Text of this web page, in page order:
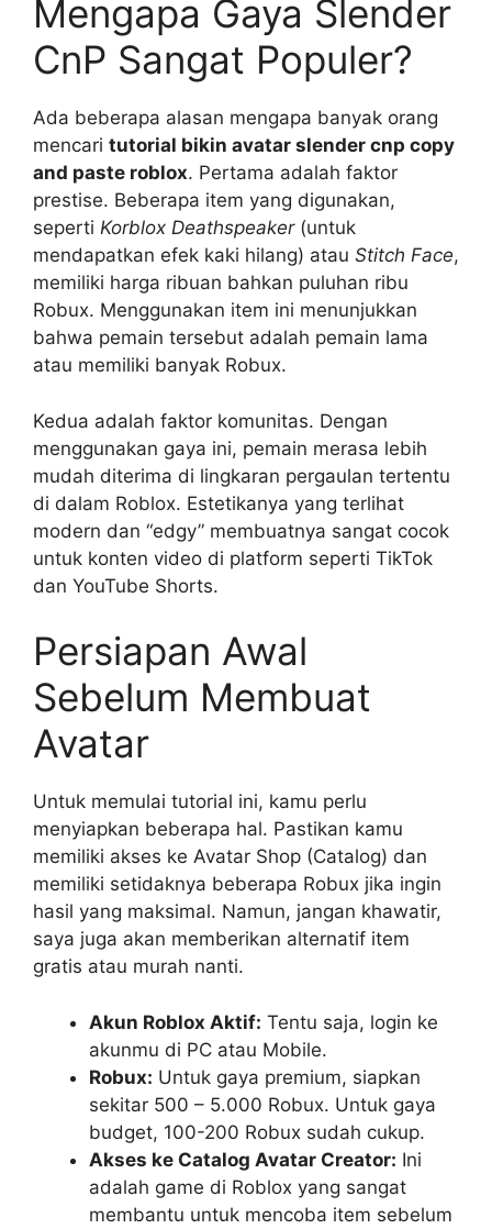
Mengapa Gaya Slender
CnP Sangat Populer?
Ada beberapa alasan mengapa banyak orang
mencari tutorial bikin avatar slender cnp copy
and paste roblox. Pertama adalah faktor
prestise. Beberapa item yang digunakan,
seperti Korblox Deathspeaker(untuk
mendapatkan efek kaki hilang) atau Stitch Face,
memiliki harga ribuan bahkan puluhan ribu
Robux. Menggunakan item ini menunjukkan
bahwa pemain tersebut adalah pemain lama
atau memiliki banyak Robux.
Kedua adalah faktor komunitas. Dengan
menggunakan gaya ini, pemain merasa lebih
mudah diterima di lingkaran pergaulan tertentu
di dalam Roblox. Estetikanya yang terlihat
modern dan “edgy” membuatnya sangat cocok
untuk konten video di platform seperti TikTok
dan YouTube Shorts.
Persiapan Awal
Sebelum Membuat
Avatar
Untuk memulai tutorial ini, kamu perlu
menyiapkan beberapa hal. Pastikan kamu
memiliki akses ke Avatar Shop (Catalog) dan
memiliki setidaknya beberapa Robux jika ingin
hasil yang maksimal. Namun, jangan khawatir,
saya juga akan memberikan alternatif item
gratis atau murah nanti.
Akun Roblox Aktif: Tentu saja, login ke
akunmu di PC atau Mobile.
Robux: Untuk gaya premium, siapkan
sekitar 500 – 5.000 Robux. Untuk gaya
budget, 100-200 Robux sudah cukup.
Akses ke Catalog Avatar Creator: Ini
adalah game di Roblox yang sangat
membantu untuk mencoba item sebelum